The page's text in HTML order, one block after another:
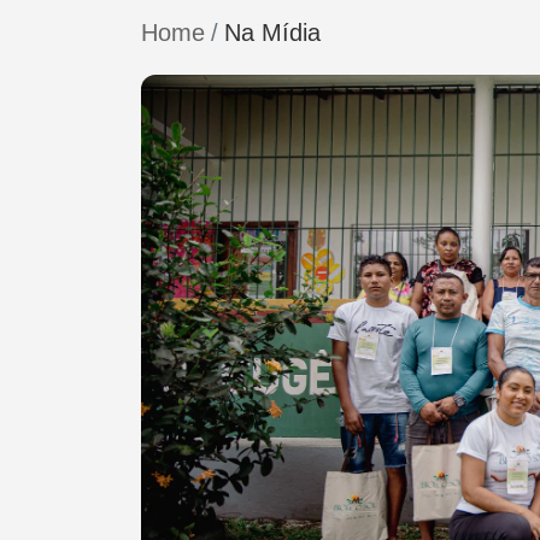
Home Na Mídia